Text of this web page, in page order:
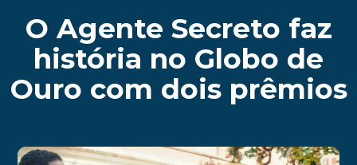
O Agente Secreto faz
história no Globo de
Ouro com dois prêmios